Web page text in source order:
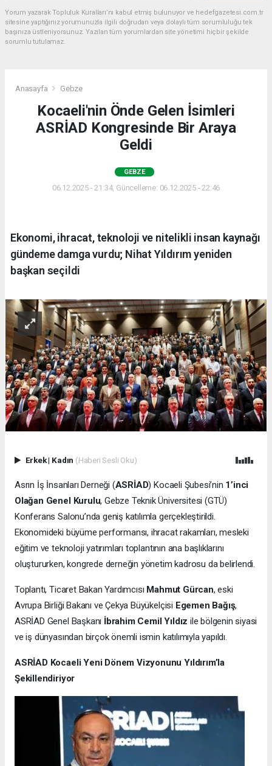
Yorum yazarak Topluluk Kuralları’nı kabul etmiş bulunuyor ve hedefgazetesi.com.tr
sitesine yaptığınız yorumunuzla ilgili doğrudan veya dolaylı tüm sorumluluğu tek
başınıza üstleniyorsunuz. Yazılan tüm yorumlardan site yönetimi hiçbir şekilde
sorumlu tutulamaz.
Anasayfa Gebze
Kocaeli'nin Önde Gelen İsimleri
ASRİAD Kongresinde Bir Araya
Geldi
GEBZE
06.12.2025 - 21:34, Güncelleme: 06.12.2025 - 22:46
Ekonomi, ihracat, teknoloji ve nitelikli insan kaynağı
gündeme damga vurdu; Nihat Yıldırım yeniden
başkan seçildi
Erkek| Kadın (Haberi Sesli Oku)
Asrın İş İnsanları Derneği (ASRİAD) Kocaeli Şubesi’nin 1’inci
Olağan Genel Kurulu, Gebze Teknik Üniversitesi (GTÜ)
Konferans Salonu’nda geniş katılımla gerçekleştirildi.
Ekonomideki büyüme performansı, ihracat rakamları, mesleki
eğitim ve teknoloji yatırımları toplantının ana başlıklarını
oluştururken, kongrede derneğin yönetim kadrosu da belirlendi.
Toplantı, Ticaret Bakan Yardımcısı Mahmut Gürcan, eski
Avrupa Birliği Bakanı ve Çekya Büyükelçisi Egemen Bağış,
ASRİAD Genel Başkanı İbrahim Cemil Yıldız ile bölgenin siyasi
ve iş dünyasından birçok önemli ismin katılımıyla yapıldı.
ASRİAD Kocaeli Yeni Dönem Vizyonunu Yıldırım’la
Şekillendiriyor